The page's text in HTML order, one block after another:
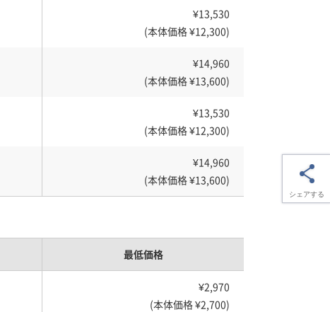
¥13,530
(本体価格 ¥12,300)
¥14,960
(本体価格 ¥13,600)
¥13,530
(本体価格 ¥12,300)
¥14,960
(本体価格 ¥13,600)
最低価格
¥2,970
(本体価格 ¥2,700)
シェアする